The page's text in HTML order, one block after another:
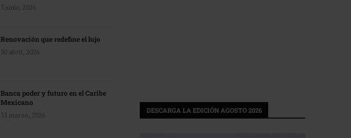
3 junio, 2026
Renovación que redefine el lujo
30 abril, 2026
Banca poder y futuro en el Caribe
Mexicano
31 marzo, 2026
DESCARGA LA EDICIÓN AGOSTO 2026